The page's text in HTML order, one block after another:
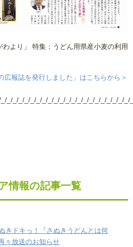
わより」 特集：うどん用県産小麦の利用
広報誌を発行しました」はこちらから＞
_/_/_/_/_/_/_/_/_/_/_/_/_/_/_/_/_/_/_/_/_/_/
情報の記事一覧
きドキっ！『さぬきうどんとは何
々放送のお知らせ